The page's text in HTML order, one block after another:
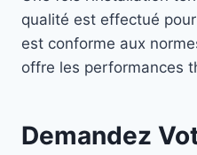
qualité est effectué pour
est conforme aux
offre les performances
Demandez